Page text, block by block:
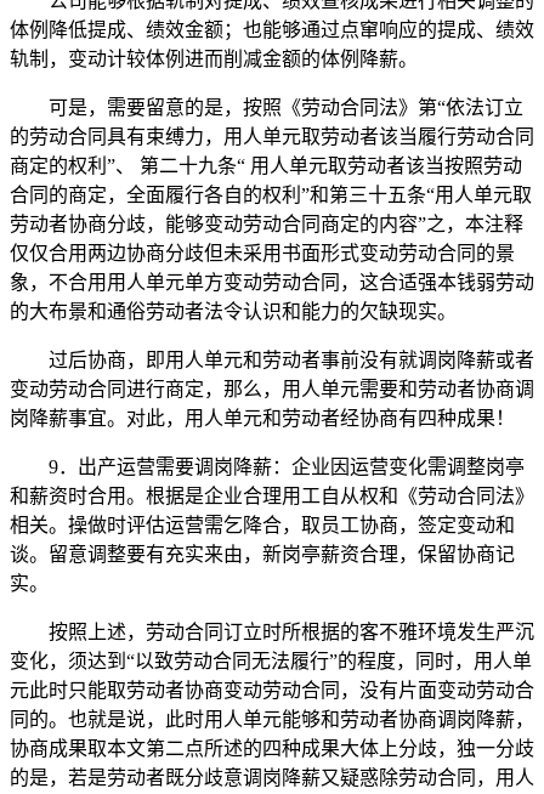
体例降低提成、绩效金额；也能够通过点窜响应的提成、绩效
轨制，变动计较体例进而削减金额的体例降薪。
可是，需要留意的是，按照《劳动合同法》第“依法订立
的劳动合同具有束缚力，用人单元取劳动者该当履行劳动合同
商定的权利”、 第二十九条“ 用人单元取劳动者该当按照劳动
合同的商定，全面履行各自的权利”和第三十五条“用人单元取
劳动者协商分歧，能够变动劳动合同商定的内容”之，本注释
仅仅合用两边协商分歧但未采用书面形式变动劳动合同的景
象，不合用用人单元单方变动劳动合同，这合适强本钱弱劳动
的大布景和通俗劳动者法令认识和能力的欠缺现实。
过后协商，即用人单元和劳动者事前没有就调岗降薪或者
变动劳动合同进行商定，那么，用人单元需要和劳动者协商调
岗降薪事宜。对此，用人单元和劳动者经协商有四种成果！
9．出产运营需要调岗降薪：企业因运营变化需调整岗亭
和薪资时合用。根据是企业合理用工自从权和《劳动合同法》
相关。操做时评估运营需乞降合，取员工协商，签定变动和
谈。留意调整要有充实来由，新岗亭薪资合理，保留协商记
实。
按照上述，劳动合同订立时所根据的客不雅环境发生严沉
变化，须达到“以致劳动合同无法履行”的程度，同时，用人单
元此时只能取劳动者协商变动劳动合同，没有片面变动劳动合
同的。也就是说，此时用人单元能够和劳动者协商调岗降薪，
协商成果取本文第二点所述的四种成果大体上分歧，独一分歧
的是，若是劳动者既分歧意调岗降薪又疑惑除劳动合同，用人